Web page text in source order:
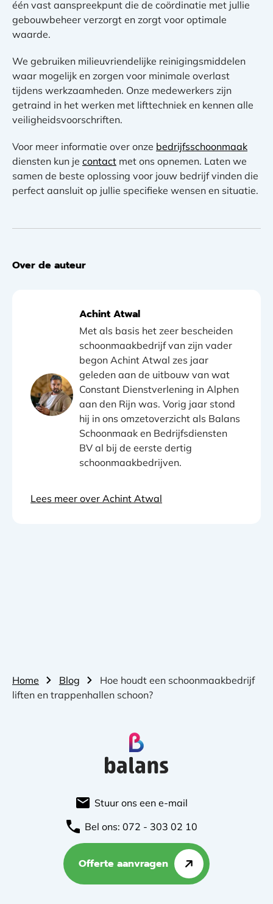
één vast aanspreekpunt die de coördinatie met jullie
gebouwbeheer verzorgt en zorgt voor optimale
waarde.
We gebruiken milieuvriendelijke reinigingsmiddelen
waar mogelijk en zorgen voor minimale overlast
tijdens werkzaamheden. Onze medewerkers zijn
getraind in het werken met lifttechniek en kennen alle
veiligheidsvoorschriften.
Voor meer informatie over onze bedrijfsschoonmaak
diensten kun je contact met ons opnemen. Laten we
samen de beste oplossing voor jouw bedrijf vinden die
perfect aansluit op jullie specifieke wensen en situatie.
Over de auteur
Achint Atwal
Met als basis het zeer bescheiden
schoonmaakbedrijf van zijn vader
begon Achint Atwal zes jaar
geleden aan de uitbouw van wat
Constant Dienstverlening in Alphen
aan den Rijn was. Vorig jaar stond
hij in ons omzetoverzicht als Balans
Schoonmaak en Bedrijfsdiensten
BV al bij de eerste dertig
schoonmaakbedrijven.
Lees meer over Achint Atwal
Home Blog
Hoe houdt een schoonmaakbedrijf
liften en trappenhallen schoon?
Stuur ons een e-mail
Bel ons: 072 - 303 02 10
Offerte aanvragen